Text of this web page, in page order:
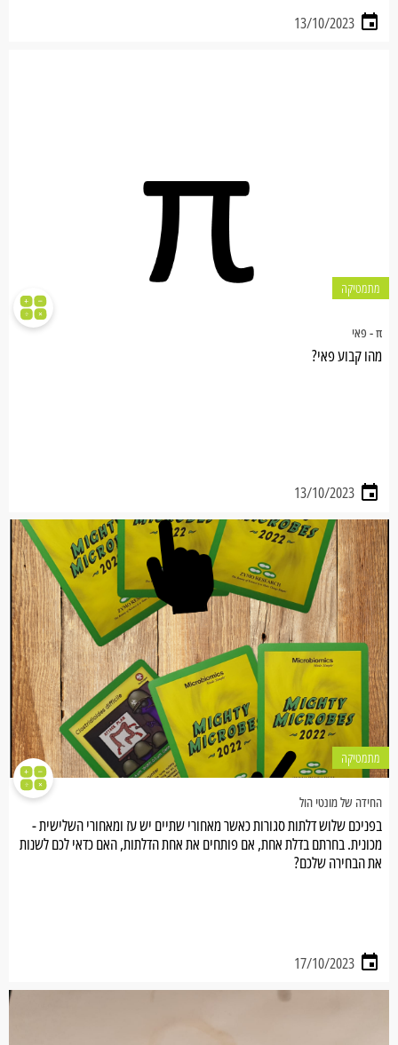
13/10/2023
מתמטיקה
π - פאי
מהו קבוע פאי?
13/10/2023
מתמטיקה
החידה של מונטי הול
בפניכם שלוש דלתות סגורות כאשר מאחורי שתיים יש עז ומאחורי השלישית -
מכונית. בחרתם בדלת אחת, אם פותחים את אחת הדלתות, האם כדאי לכם לשנות
את הבחירה שלכם?
17/10/2023